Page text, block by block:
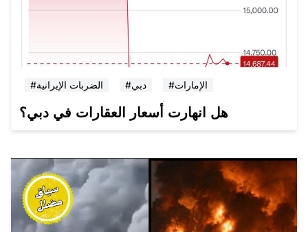
#الضربات الإيرانية #دبي #الإمارات
هل انهارت أسعار العقارات في دبي؟